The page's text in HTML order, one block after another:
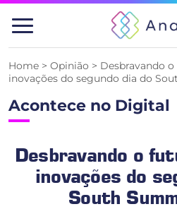
Pular
para
Home > Opinião > Desbravando
inovações do segundo dia do
Acontece no Digital
Desbravando o
inovações do
South